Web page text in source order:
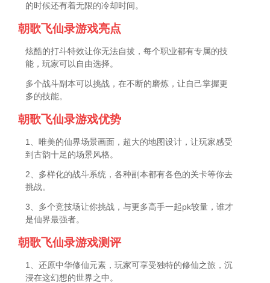
的时候还有着无限的冷却时间。
朝歌飞仙录游戏亮点
炫酷的打斗特效让你无法自拔，每个职业都有专属的技
能，玩家可以自由选择。
多个战斗副本可以挑战，在不断的磨炼，让自己掌握更
多的技能。
朝歌飞仙录游戏优势
1、唯美的仙界场景画面，超大的地图设计，让玩家感受
到古韵十足的场景风格。
2、多样化的战斗系统，各种副本都有各色的关卡等你去
挑战。
3、多个竞技场让你挑战，与更多高手一起pk较量，谁才
是仙界最强者。
朝歌飞仙录游戏测评
1、还原中华修仙元素，玩家可享受独特的修仙之旅，沉
浸在这幻想的世界之中。